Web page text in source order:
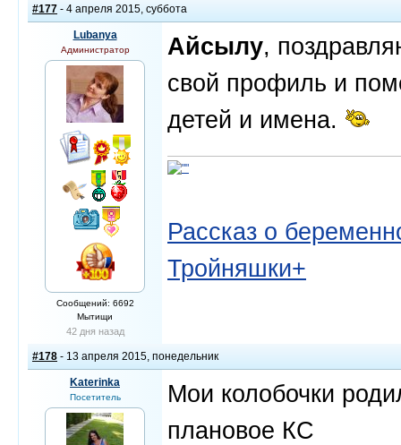
#177 - 4 апреля 2015, суббота
Lubanya
Администратор
Сообщений: 6692
Мытищи
42 дня назад
Айсылу,
свой профиль и
детей и имена.
Рассказ о
Тройняшки+
#178 - 13 апреля 2015, понедельник
Katerinka
Посетитель
Мои колобочки
плановое КС